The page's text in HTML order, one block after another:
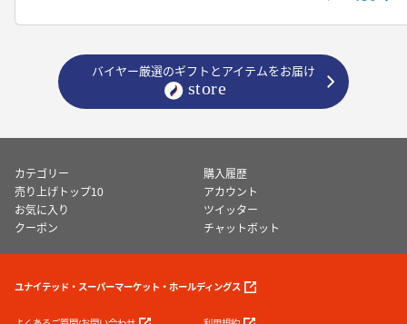
バイヤー厳選のギフトとアイテムをお届け
カテゴリー
購入履歴
売り上げトップ10
アカウント
お気に入り
ツイッター
クーポン
チャットボット
ユナイテッド・スーパーマーケット・ホールディングス